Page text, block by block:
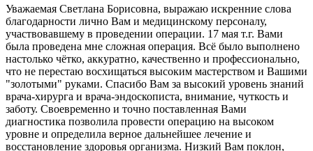
Уважаемая Светлана Борисовна, выражаю искренние слова
благодарности лично Вам и медицинскому персоналу,
участвовавшему в проведении операции. 17 мая т.г. Вами
была проведена мне сложная операция. Всё было выполнено
настолько чётко, аккуратно, качественно и профессионально,
что не перестаю восхищаться высоким мастерством и Вашими
"золотыми" руками. Спасибо Вам за высокий уровень знаний
врача-хирурга и врача-эндоскописта, внимание, чуткость и
заботу. Своевременно и точно поставленная Вами
диагностика позволила провести операцию на высоком
уровне и определила верное дальнейшее лечение и
восстановление здоровья организма. Низкий Вам поклон,